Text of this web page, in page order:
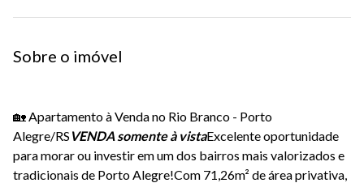
Sobre o imóvel
🏡 Apartamento à Venda no Rio Branco - Porto
Alegre/RS VENDA somente à vistaExcelente oportunidade
para morar ou investir em um dos bairros mais valorizados e
tradicionais de Porto Alegre!Com 71,26m² de área privativa,